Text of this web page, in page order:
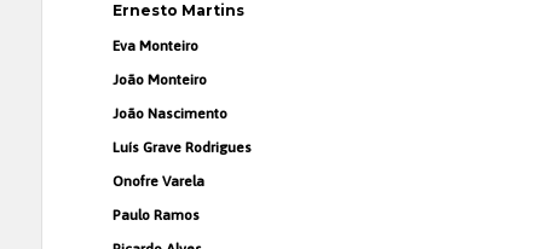
Ernesto Martins
Eva Monteiro
João Monteiro
João Nascimento
Luís Grave Rodrigues
Onofre Varela
Paulo Ramos